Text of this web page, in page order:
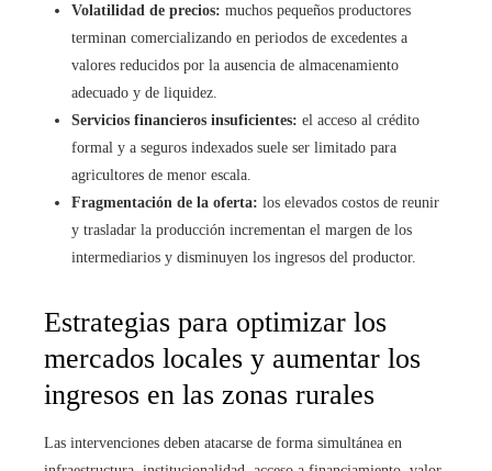
Volatilidad de precios: muchos pequeños productores
terminan comercializando en periodos de excedentes a
valores reducidos por la ausencia de almacenamiento
adecuado y de liquidez.
Servicios financieros insuficientes: el acceso al crédito
formal y a seguros indexados suele ser limitado para
agricultores de menor escala.
Fragmentación de la oferta: los elevados costos de reunir
y trasladar la producción incrementan el margen de los
intermediarios y disminuyen los ingresos del productor.
Estrategias para optimizar los
mercados locales y aumentar los
ingresos en las zonas rurales
Las intervenciones deben atacarse de forma simultánea en